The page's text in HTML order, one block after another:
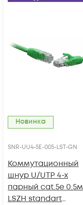
Новинка
SNR-UU4-5E-005-LST-GN
Коммутационный
шнур U/UTP 4-х
парный cat.5e 0.5м
LSZH standart